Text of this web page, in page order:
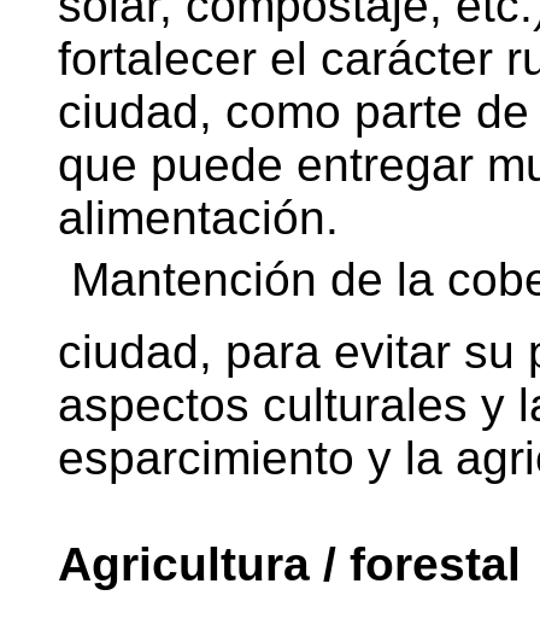
fortalecer el carácter
ciudad, como parte
que puede entregar
alimentación.
 Mantención de la
ciudad, para evitar su
aspectos culturales y
esparcimiento y la
Agricultura / forestal